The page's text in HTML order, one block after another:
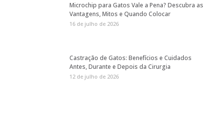
Microchip para Gatos Vale a Pena? Descubra as
Vantagens, Mitos e Quando Colocar
16 de julho de 2026
Castração de Gatos: Benefícios e Cuidados
Antes, Durante e Depois da Cirurgia
12 de julho de 2026